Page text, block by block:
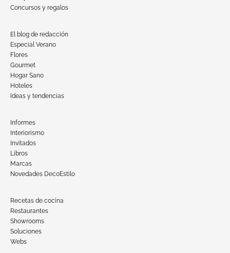
Concursos y regalos
El blog de redacción
Especial Verano
Flores
Gourmet
Hogar Sano
Hoteles
Ideas y tendencias
Informes
Interiorismo
Invitados
Libros
Marcas
Novedades DecoEstilo
Recetas de cocina
Restaurantes
Showrooms
Soluciones
Webs